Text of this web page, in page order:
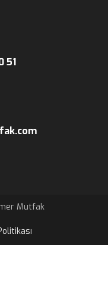
51
Mutfak